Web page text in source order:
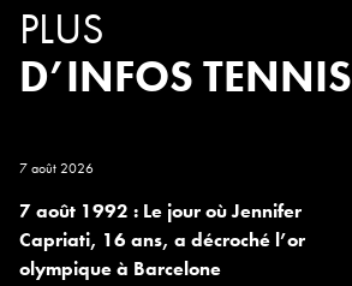
PLUS
D’INFOS TENNIS
7 août 2026
7 août 1992 : Le jour où Jennifer
Capriati, 16 ans, a décroché l’or
olympique à Barcelone